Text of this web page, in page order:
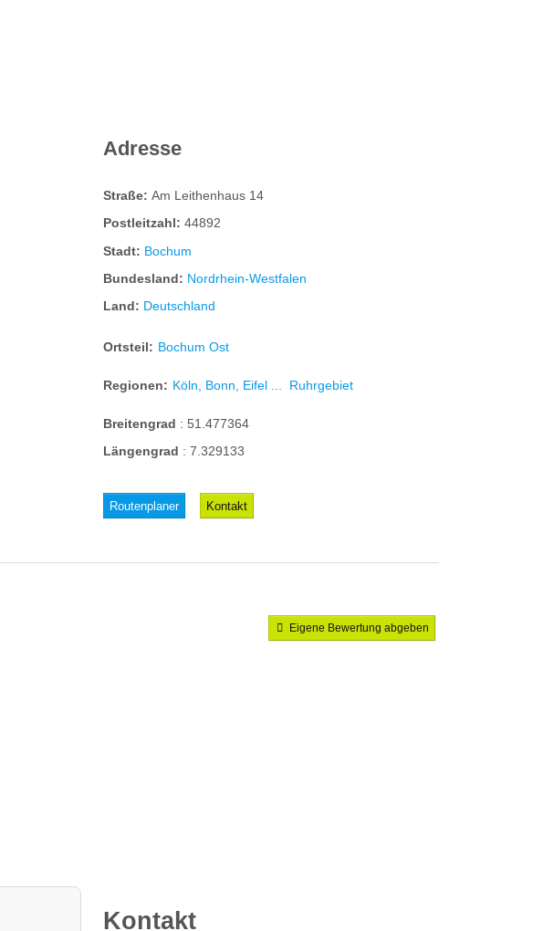
Adresse
Straße:Am Leithenhaus 14
Postleitzahl:44892
Stadt: Bochum
Bundesland: Nordrhein-Westfalen
Land: Deutschland
Ortsteil: Bochum Ost
Regionen: Köln, Bonn, Eifel ... Ruhrgebiet
Breitengrad :51.477364
Längengrad :7.329133
Routenplaner Kontakt
Eigene Bewertung abgeben
Kontakt